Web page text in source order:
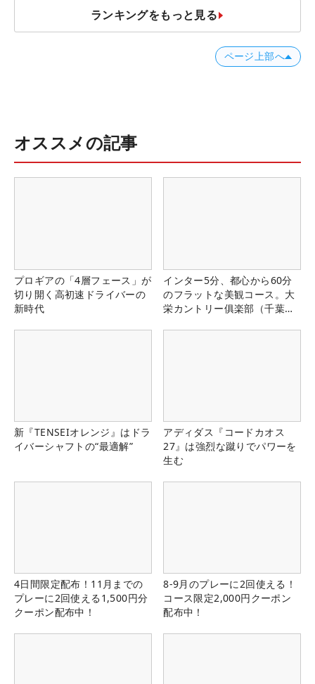
ランキングをもっと見る
ページ上部へ
オススメの記事
プロギアの「4層フェース」が
切り開く高初速ドライバーの
新時代
インター5分、都心から60分
のフラットな美観コース。大
栄カントリー俱楽部（千葉
新『TENSEIオレンジ』はドラ
イバーシャフトの“最適解”
アディダス『コードカオス
27』は強烈な蹴りでパワーを
生む
4日間限定配布！11月までの
プレーに2回使える1,500円分
クーポン配布中！
8-9月のプレーに2回使える！
コース限定2,000円クーポン
配布中！